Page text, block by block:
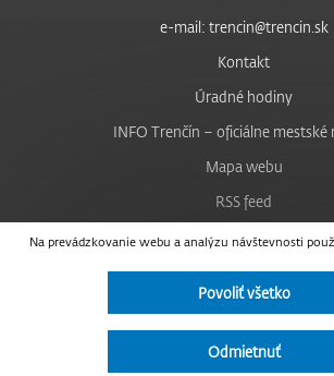
Na prevádzkovanie webu a analýzu návštevnosti
Povoliť všetko
Odmietnuť
e-mail: trencin@trencin.sk
Kontakt
Úradné hodiny
INFO Trenčín – oficiálne mestské
Mapa webu
RSS feed
Nastavenie cookies
Facebook
Instagram